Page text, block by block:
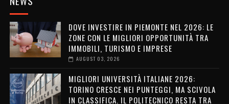
DOVE INVESTIRE IN PIEMONTE NEL 2026: LE
ZONE CON LE MIGLIORI OPPORTUNITÀ TRA
IMMOBILI, TURISMO E IMPRESE
AUGUST 03, 2026
MIGLIORI UNIVERSITÀ ITALIANE 2026:
TORINO CRESCE NEI PUNTEGGI, MA SCIVOLA
IN CLASSIFICA. IL POLITECNICO RESTA TRA